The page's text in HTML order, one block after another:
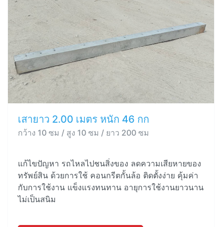
เสายาว 2.00 เมตร หนัก 46 กก
กว้าง 10 ซม / สูง 10 ซม / ยาว 200 ซม
แก้ไขปัญหา รถไหลไปชนสิ่งของ ลดความเสียหายของ
ทรัพย์สิน ด้วยการใช้ คอนกรีตกั้นล้อ ติดตั้งง่าย คุ้มค่า
กับการใช้งาน แข็งแรงทนทาน อายุการใช้งานยาวนาน
ไม่เป็นสนิม